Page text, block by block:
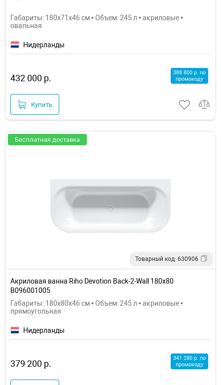
Габариты: 180x71x46 см • Объем: 245 л • акриловые •
овальная
Нидерланды
432 000 р.
388 800 р. по
промокоду
Купить
Бесплатная доставка
Товарный код: 630906
Акриловая ванна Riho Devotion Back-2-Wall 180х80
B096001005
Габариты: 180x80x46 см • Объем: 245 л • акриловые •
прямоугольная
Нидерланды
379 200 р.
341 280 р. по
промокоду